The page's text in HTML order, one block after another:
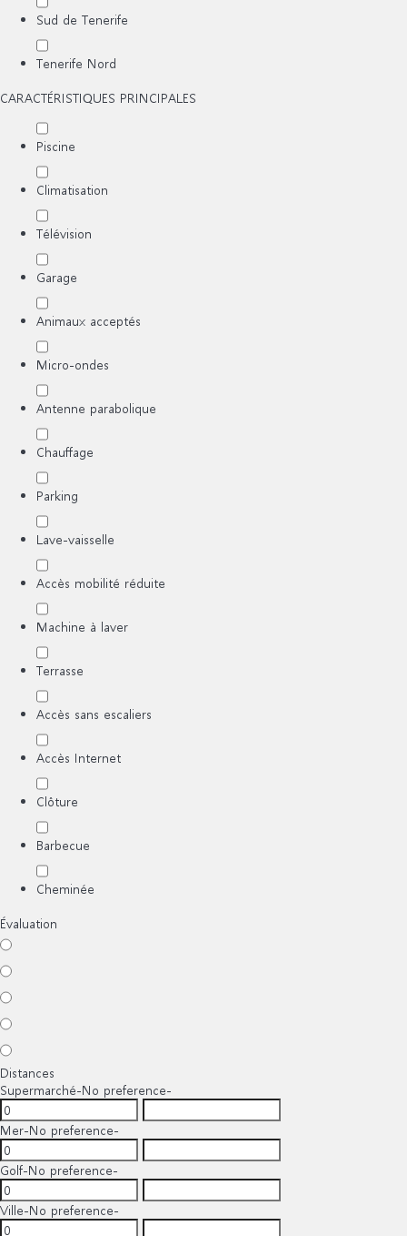
Sud de Tenerife
Tenerife Nord
CARACTÉRISTIQUES PRINCIPALES
Piscine
Climatisation
Télévision
Garage
Animaux acceptés
Micro-ondes
Antenne parabolique
Chauffage
Parking
Lave-vaisselle
Accès mobilité réduite
Machine à laver
Terrasse
Accès sans escaliers
Accès Internet
Clôture
Barbecue
Cheminée
Évaluation
Distances
Supermarché-No preference-
Mer-No preference-
Golf-No preference-
Ville-No preference-